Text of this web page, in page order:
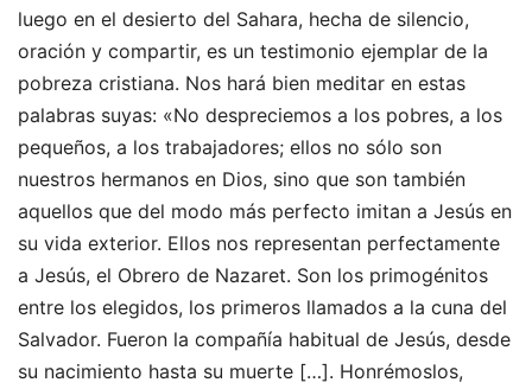
luego en el desierto del Sahara, hecha de silencio,
oración y compartir, es un testimonio ejemplar de la
pobreza cristiana. Nos hará bien meditar en estas
palabras suyas: «No despreciemos a los pobres, a los
pequeños, a los trabajadores; ellos no sólo son
nuestros hermanos en Dios, sino que son también
aquellos que del modo más perfecto imitan a Jesús en
su vida exterior. Ellos nos representan perfectamente
a Jesús, el Obrero de Nazaret. Son los primogénitos
entre los elegidos, los primeros llamados a la cuna del
Salvador. Fueron la compañía habitual de Jesús, desde
su nacimiento hasta su muerte […]. Honrémoslos,